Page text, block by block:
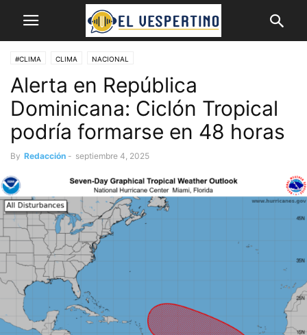
#CLIMA CLIMA NACIONAL
Alerta en República
Dominicana: Ciclón Tropical
podría formarse en 48 horas
By Redacción - septiembre 4, 2025